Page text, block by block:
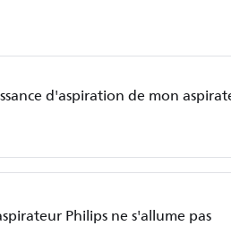
d'aspiration de mon
Philips ne s'allume pas